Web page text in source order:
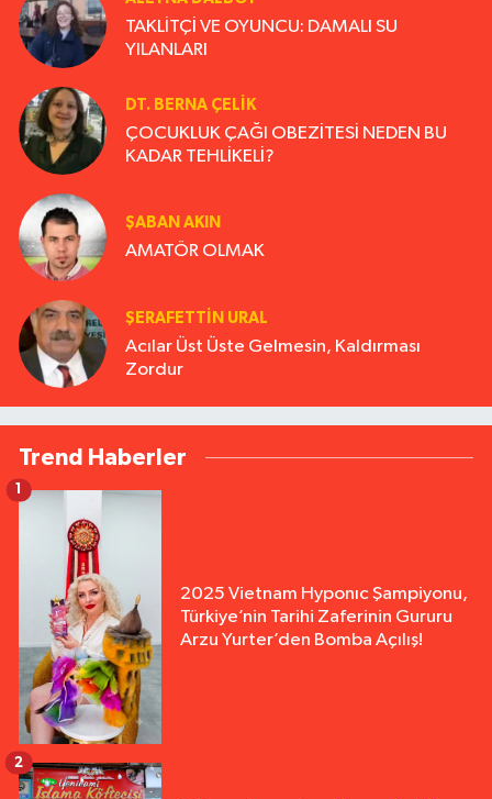
TAKLİTÇİ VE OYUNCU: DAMALI SU
YILANLARI
DT. BERNA ÇELIK
ÇOCUKLUK ÇAĞI OBEZİTESİ NEDEN BU
KADAR TEHLİKELİ?
ŞABAN AKIN
AMATÖR OLMAK
ŞERAFETTIN URAL
Acılar Üst Üste Gelmesin, Kaldırması
Zordur
Trend Haberler
2025 Vietnam Hyponıc Şampiyonu,
Türkiye’nin Tarihi Zaferinin Gururu
Arzu Yurter’den Bomba Açılış!
1
2